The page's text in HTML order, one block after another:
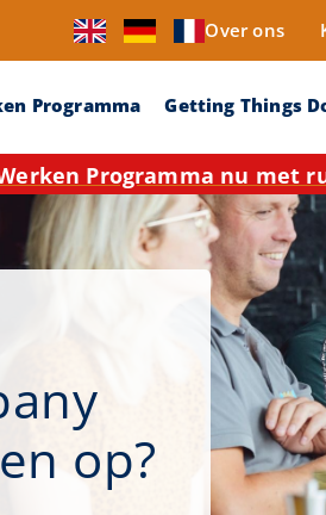
Over ons
Programma Getting Things
Programma nu met
op?